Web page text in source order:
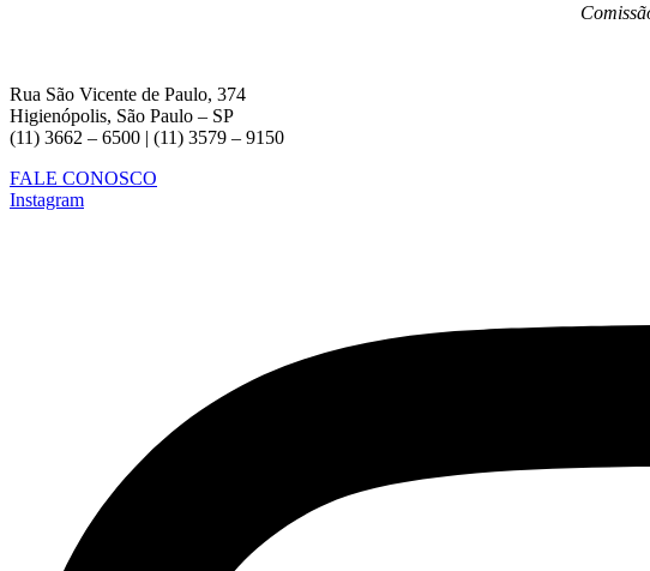
Rua São Vicente de Paulo, 374
Higienópolis, São Paulo – SP
(11) 3662 – 6500 | (11) 3579 – 9150
FALE CONOSCO
Instagram